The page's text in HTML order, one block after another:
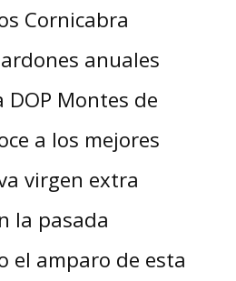
Cornicabra
anuales
DOP Montes de
a los mejores
virgen extra
la pasada
el amparo de esta